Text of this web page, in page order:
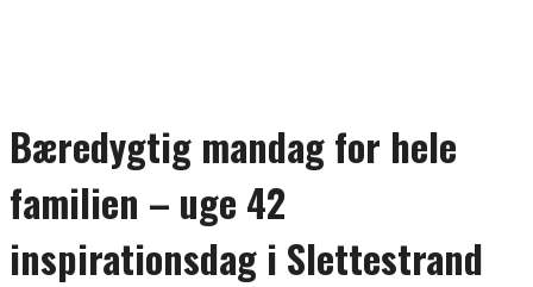
Bæredygtig mandag for hele
familien – uge 42
inspirationsdag i Slettestrand